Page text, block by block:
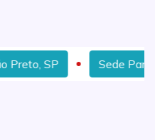
SP Sede Para